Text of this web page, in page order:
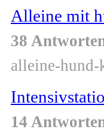
Alleine mit
38
alleine-hund-
14